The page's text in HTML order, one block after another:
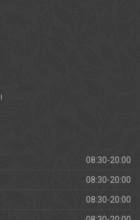
08:30-20:00
08:30-20:00
08:30-20:00